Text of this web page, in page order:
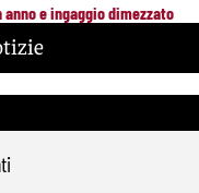
e ingaggio dimezzato